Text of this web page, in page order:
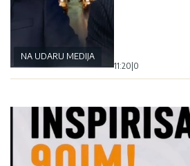
NA UDARU MEDIJA
11:20 0